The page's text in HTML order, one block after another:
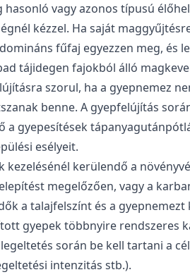
hasonló vagy azonos típusú
kézzel. Ha saját
fűfaj egyezzen meg, és
tájidegen fajokból álló
szorul, ha a gyepnemez
benne. A gyepfelújítás
a gyepesítések
esélyeit.
kezelésénél kerülendő a
megelőzően, vagy a
a talajfelszínt és a
gyepek többnyire rendszeres
legeltetés során be kell tartani a
intenzitás stb.).